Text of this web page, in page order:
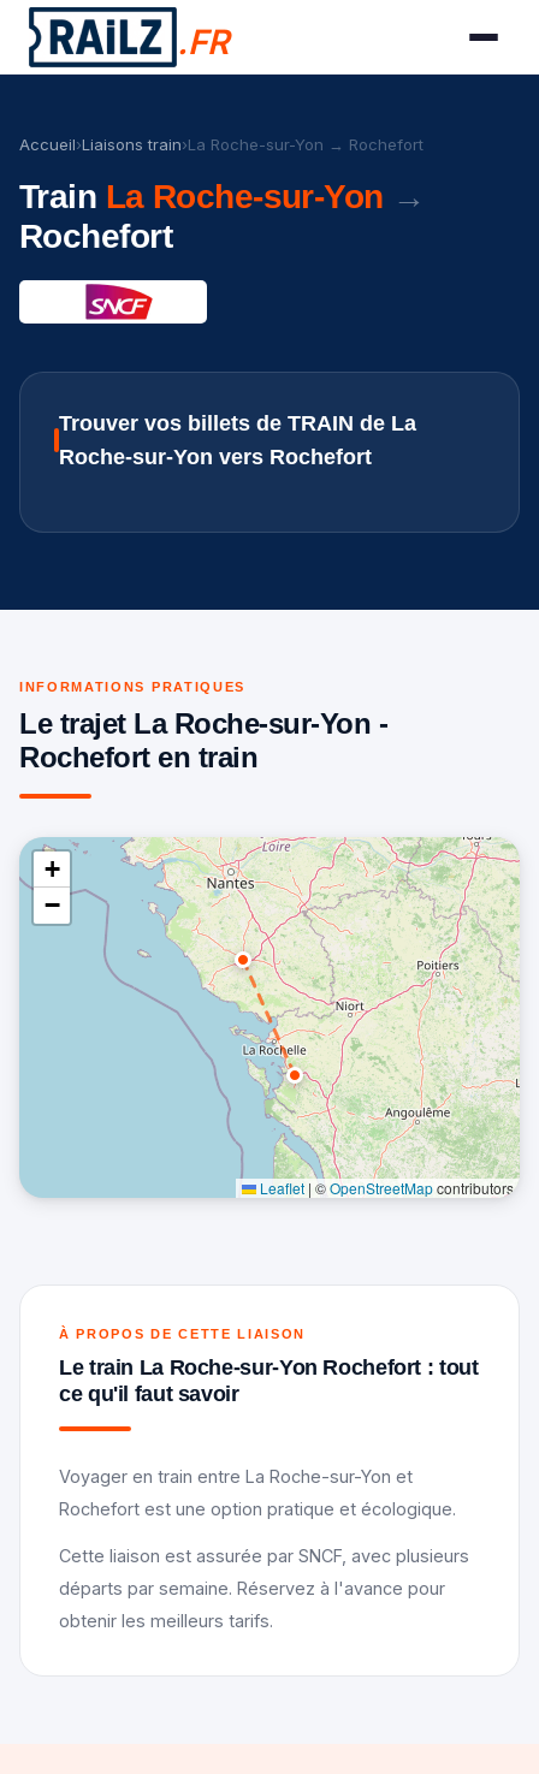
.FR
Accueil›Liaisons train›La Roche-sur-Yon → Rochefort
Train La Roche-sur-Yon →
Rochefort
Trouver vos billets de TRAIN de La
Roche-sur-Yon vers Rochefort
INFORMATIONS PRATIQUES
Le trajet La Roche-sur-Yon -
Rochefort en train
+
−
Leaflet | ©OpenStreetMapcontributors
À PROPOS DE CETTE LIAISON
Le train La Roche-sur-Yon Rochefort : tout
ce qu'il faut savoir
Voyager en train entre La Roche-sur-Yon et
Rochefort est une option pratique et écologique.
Cette liaison est assurée par SNCF, avec plusieurs
départs par semaine. Réservez à l'avance pour
obtenir les meilleurs tarifs.